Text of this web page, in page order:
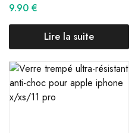
9.90 €
Lire la suite